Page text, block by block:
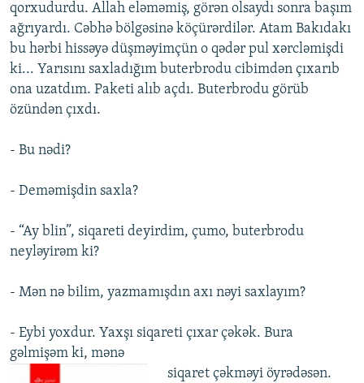
qorxudurdu. Allah eləməmiş, görən olsaydı sonra başım
ağrıyardı. Cəbhə bölgəsinə köçürərdilər. Atam Bakıdakı
bu hərbi hissəyə düşməyimçün o qədər pul xərcləmişdi
ki... Yarısını saxladığım buterbrodu cibimdən çıxarıb
ona uzatdım. Paketi alıb açdı. Buterbrodu görüb
özündən çıxdı.
- Bu nədi?
- Deməmişdin saxla?
- “Ay blin”, siqareti deyirdim, çumo, buterbrodu
neyləyirəm ki?
- Mən nə bilim, yazmamışdın axı nəyi saxlayım?
- Eybi yoxdur. Yaxşı siqareti çıxar çəkək. Bura
gəlmişəm ki, mənə
siqaret çəkməyi öyrədəsən.